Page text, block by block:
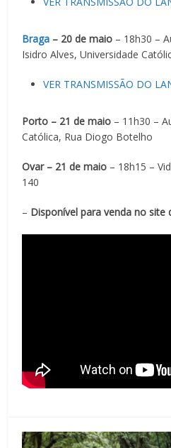
Braga – 20 de maio – 18h30 –
Isidro Alves, Universidade
VER TRANSMISSÃO DO
Porto – 21 de maio – 11h30 –
Católica, Rua Diogo Botelho
Ovar – 21 de maio – 18h15 –
140
– Disponível para venda no site